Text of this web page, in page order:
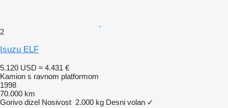
2
Isuzu ELF
5.120 USD ≈ 4.431 €
Kamion s ravnom platformom
1998
70.000 km
Gorivo dizel Nosivost 2.000 kg Desni volan ✓